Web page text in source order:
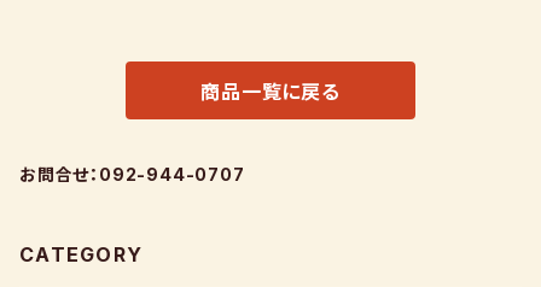
商品一覧に戻る
お問合せ：092-944-0707
CATEGORY